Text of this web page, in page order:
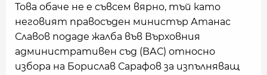
Това обаче не е съвсем вярно, тъй като
неговият правосъден министър Атанас
Славов подаде жалба във Върховния
административен съд (ВАС) относно
избора на Борислав Сарафов за изпълняващ